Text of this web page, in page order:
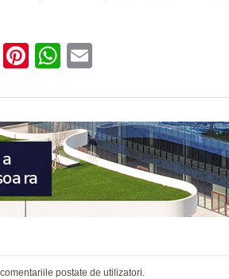
LinkedIn
Pinterest
WhatsApp
postate de utilizatori.